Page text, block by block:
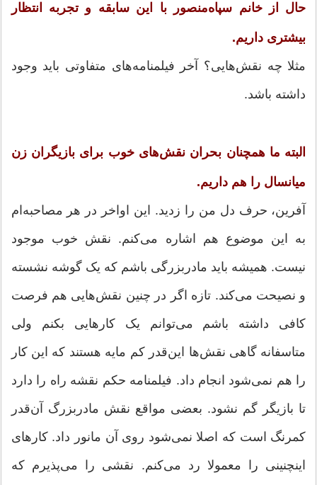
حال از خانم سپاه‌منصور با این سابقه و تجربه انتظار
بیشتری داریم.
مثلا چه نقش‌هایی؟ آخر فیلمنامه‌های متفاوتی باید وجود
داشته باشد.
البته ما همچنان بحران نقش‌های خوب برای بازیگران زن
میانسال را هم داریم.
آفرین، حرف دل من را زدید. این اواخر در هر مصاحبه‌ام
به این موضوع هم اشاره می‌کنم. نقش خوب موجود
نیست. همیشه باید مادربزرگی باشم که یک گوشه نشسته
و نصیحت می‌کند. تازه اگر در چنین نقش‌هایی هم فرصت
کافی داشته باشم می‌توانم یک کارهایی بکنم ولی
متاسفانه گاهی نقش‌ها این‌قدر کم مایه هستند که این کار
را هم نمی‌شود انجام داد. فیلمنامه حکم نقشه راه را دارد
تا بازیگر گم نشود. بعضی مواقع نقش مادربزرگ آن‌قدر
کمرنگ است که اصلا نمی‌شود روی آن مانور داد. کارهای
اینچنینی را معمولا رد می‌کنم. نقشی را می‌پذیرم که